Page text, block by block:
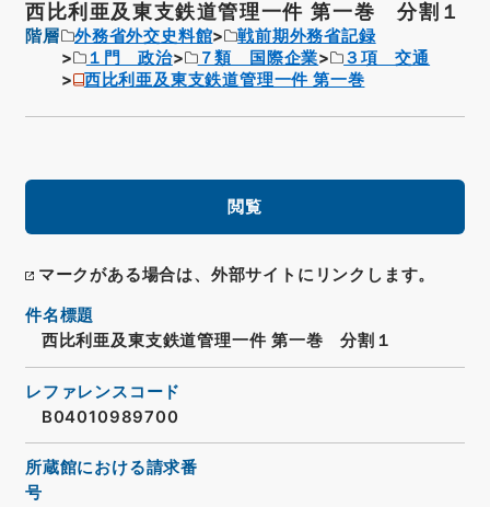
西比利亜及東支鉄道管理一件 第一巻 分割１
階層 外務省外交史料館
戦前期外務省記録
１門 政治
７類 国際企業
３項 交通
西比利亜及東支鉄道管理一件 第一巻
閲覧
マークがある場合は、外部サイトにリンクします。
件名標題
西比利亜及東支鉄道管理一件 第一巻 分割１
レファレンスコード
B04010989700
所蔵館における請求番
号